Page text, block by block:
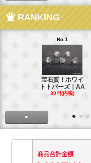
RANKING
No.1
宝石質！ホワイ
トトパーズ｜AA
30円(内税)
<